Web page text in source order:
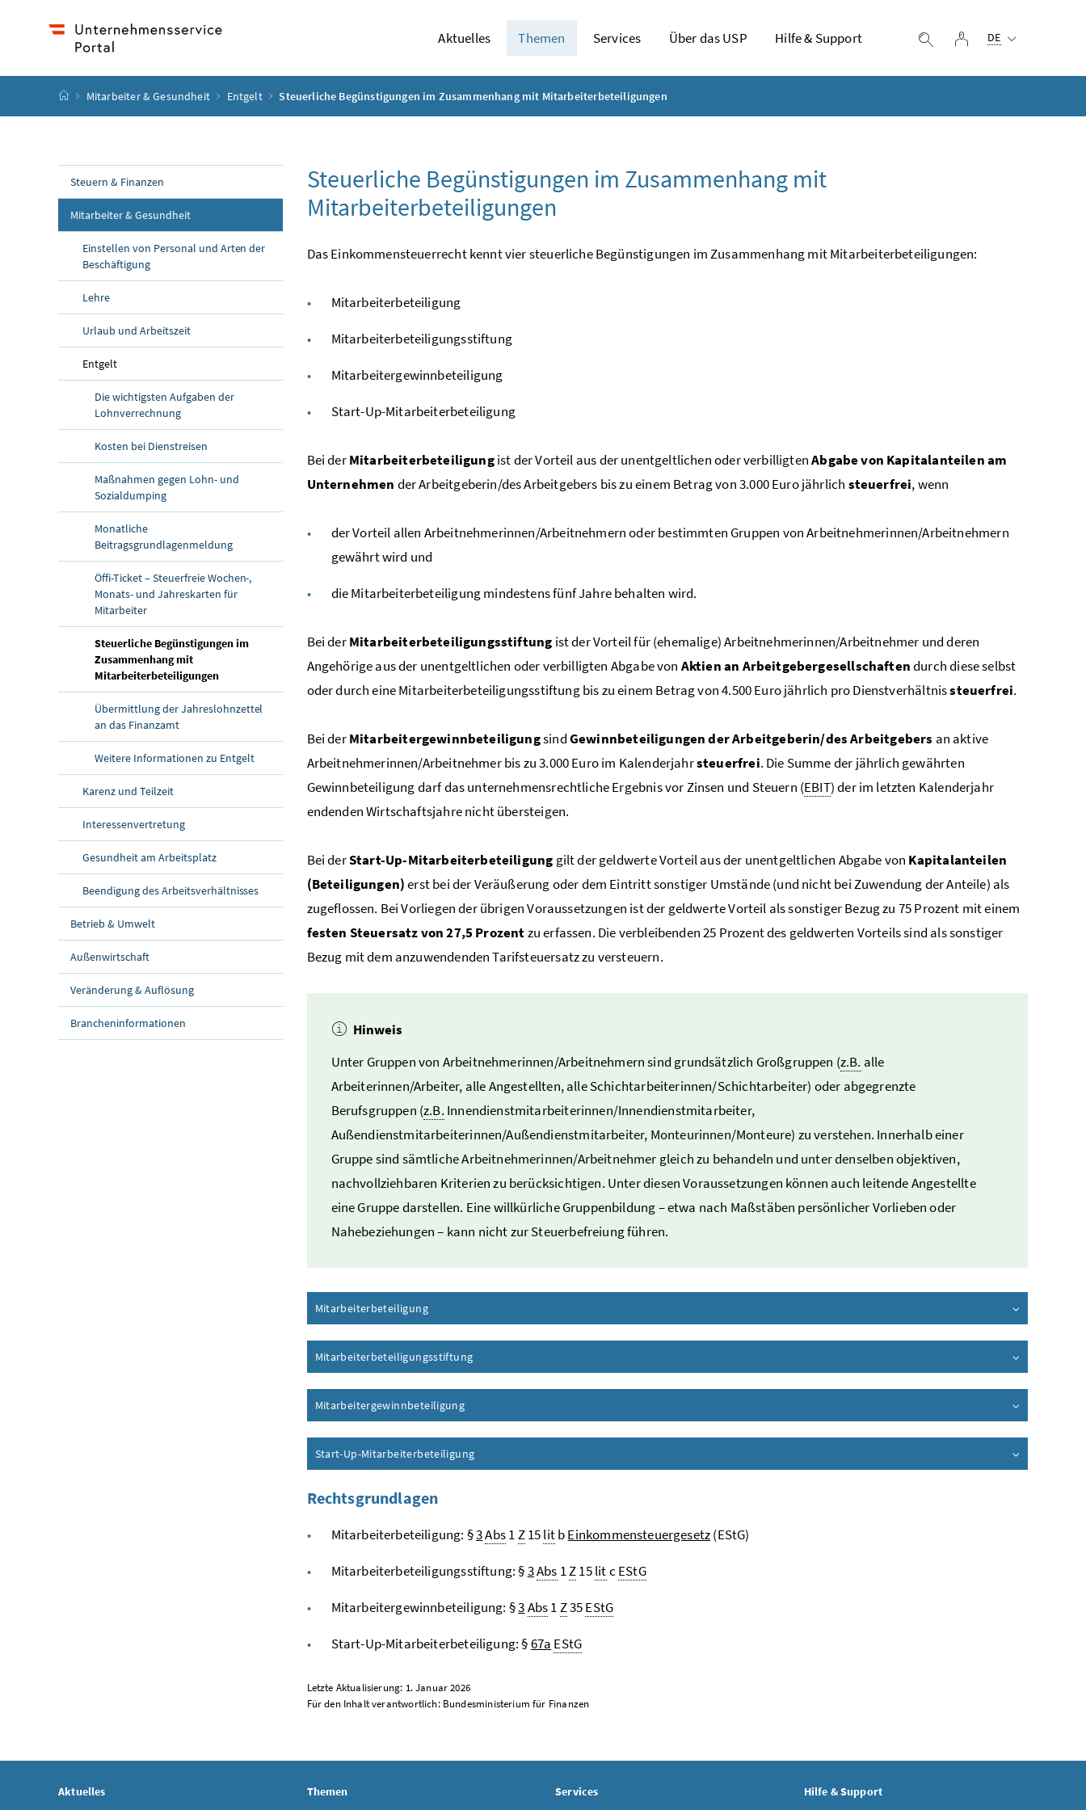
Aktuelles Themen Services Über das USP Hilfe & Support Suche einblenden
Login
DE
Startseite
Mitarbeiter & Gesundheit Entgelt Steuerliche Begünstigungen im Zusammenhang mit Mitarbeiterbeteiligungen
Steuern & Finanzen
Mitarbeiter & Gesundheit
Einstellen von Personal und Arten der
Beschäftigung
Lehre
Urlaub und Arbeitszeit
Entgelt
Die wichtigsten Aufgaben der
Lohnverrechnung
Kosten bei Dienstreisen
Maßnahmen gegen Lohn- und
Sozialdumping
Monatliche
Beitragsgrundlagenmeldung
Öffi-Ticket – Steuerfreie Wochen-,
Monats- und Jahreskarten für
Mitarbeiter
Steuerliche Begünstigungen im
Zusammenhang mit
Mitarbeiterbeteiligungen
Übermittlung der Jahreslohnzettel
an das Finanzamt
Weitere Informationen zu Entgelt
Karenz und Teilzeit
Interessenvertretung
Gesundheit am Arbeitsplatz
Beendigung des Arbeitsverhältnisses
Betrieb & Umwelt
Außenwirtschaft
Veränderung & Auflösung
Brancheninformationen
Steuerliche Begünstigungen im Zusammenhang mit
Mitarbeiterbeteiligungen
Das Einkommensteuerrecht kennt vier steuerliche Begünstigungen im Zusammenhang mit Mitarbeiterbeteiligungen:
Mitarbeiterbeteiligung
Mitarbeiterbeteiligungsstiftung
Mitarbeitergewinnbeteiligung
Start-Up-Mitarbeiterbeteiligung
Bei derMitarbeiterbeteiligungist der Vorteil aus der unentgeltlichen oder verbilligtenAbgabe von Kapitalanteilen am
Unternehmen der Arbeitgeberin/des Arbeitgebers bis zu einem Betrag von 3.000 Euro jährlich steuerfrei, wenn
der Vorteil allen Arbeitnehmerinnen/Arbeitnehmern oder bestimmten Gruppen von Arbeitnehmerinnen/Arbeitnehmern
gewährt wird und
die Mitarbeiterbeteiligung mindestens fünf Jahre behalten wird.
Bei derMitarbeiterbeteiligungsstiftung ist der Vorteil für (ehemalige) Arbeitnehmerinnen/Arbeitnehmer und deren
Angehörige aus der unentgeltlichen oder verbilligten Abgabe von Aktien an Arbeitgebergesellschaftendurch diese selbst
oder durch eine Mitarbeiterbeteiligungsstiftung bis zu einem Betrag von 4.500 Euro jährlich pro Dienstverhältnissteuerfrei.
Bei derMitarbeitergewinnbeteiligungsindGewinnbeteiligungen der Arbeitgeberin/des Arbeitgebers an aktive
Arbeitnehmerinnen/Arbeitnehmer bis zu 3.000 Euro im Kalenderjahrsteuerfrei. Die Summe der jährlich gewährten
Gewinnbeteiligung darf das unternehmensrechtliche Ergebnis vor Zinsen und Steuern (EBIT) der im letzten Kalenderjahr
endenden Wirtschaftsjahre nicht übersteigen.
Bei derStart-Up-Mitarbeiterbeteiligung gilt der geldwerte Vorteil aus der unentgeltlichen Abgabe von Kapitalanteilen
(Beteiligungen)erst bei der Veräußerung oder dem Eintritt sonstiger Umstände (und nicht bei Zuwendung der Anteile) als
zugeflossen. Bei Vorliegen der übrigen Voraussetzungen ist der geldwerte Vorteil als sonstiger Bezug zu 75 Prozent mit einem
festen Steuersatz von 27,5 Prozentzu erfassen. Die verbleibenden 25 Prozent des geldwerten Vorteils sind als sonstiger
Bezug mit dem anzuwendenden Tarifsteuersatz zu versteuern.
Hinweis
Unter Gruppen von Arbeitnehmerinnen/Arbeitnehmern sind grundsätzlich Großgruppen (z.B. alle
Arbeiterinnen/Arbeiter, alle Angestellten, alle Schichtarbeiterinnen/Schichtarbeiter) oder abgegrenzte
Berufsgruppen (z.B. Innendienstmitarbeiterinnen/Innendienstmitarbeiter,
Außendienstmitarbeiterinnen/Außendienstmitarbeiter, Monteurinnen/Monteure) zu verstehen. Innerhalb einer
Gruppe sind sämtliche Arbeitnehmerinnen/Arbeitnehmer gleich zu behandeln und unter denselben objektiven,
nachvollziehbaren Kriterien zu berücksichtigen. Unter diesen Voraussetzungen können auch leitende Angestellte
eine Gruppe darstellen. Eine willkürliche Gruppenbildung – etwa nach Maßstäben persönlicher Vorlieben oder
Nahebeziehungen – kann nicht zur Steuerbefreiung führen.
Mitarbeiterbeteiligung
Mitarbeiterbeteiligungsstiftung
Mitarbeitergewinnbeteiligung
Start-Up-Mitarbeiterbeteiligung
Rechtsgrundlagen
Mitarbeiterbeteiligung: §3Abs1Z15litbEinkommensteuergesetz(EStG)
Mitarbeiterbeteiligungsstiftung: §3Abs 1Z15litc EStG
Mitarbeitergewinnbeteiligung: §3Abs1Z35EStG
Start-Up-Mitarbeiterbeteiligung: §67a EStG
Letzte Aktualisierung: 1. Januar 2026
Für den Inhalt verantwortlich: Bundesministerium für Finanzen
Aktuelles Themen Services Hilfe & Support